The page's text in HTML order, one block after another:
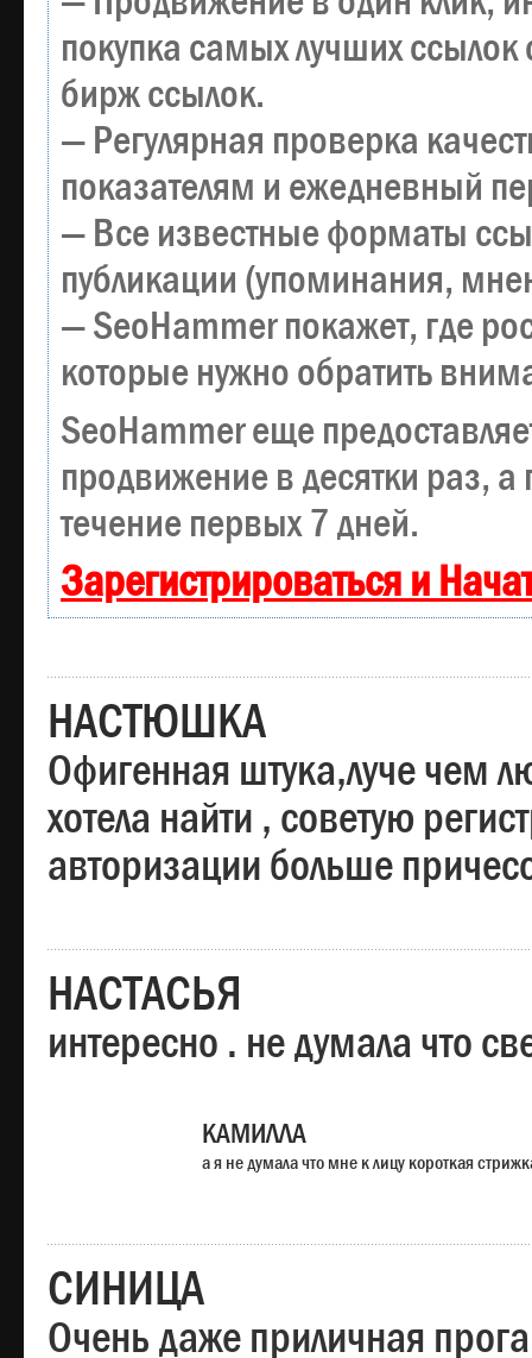
покупка самых лучших ссылок
бирж ссылок.
— Регулярная проверка
показателям и ежедневный
— Все известные форматы
публикации (упоминания,
— SeoHammer покажет, где
которые нужно обратить
SeoHammer еще
продвижение в десятки раз, а
течение первых 7 дней.
Зарегистрироваться и
НАСТЮШКА
Офигенная штука,луче чем
хотела найти , советую
авторизации больше
НАСТАСЬЯ
интересно . не думала что
КАМИЛЛА
а я не думала что мне к лицу короткая
СИНИЦА
Очень даже приличная